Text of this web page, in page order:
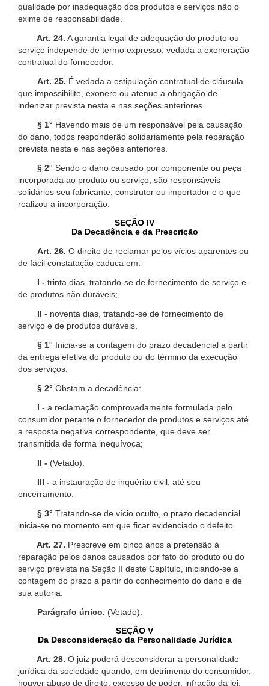
qualidade por inadequação dos produtos e serviços não o
exime de responsabilidade.
Art. 24. A garantia legal de adequação do produto ou
serviço independe de termo expresso, vedada a exoneração
contratual do fornecedor.
Art. 25. É vedada a estipulação contratual de cláusula
que impossibilite, exonere ou atenue a obrigação de
indenizar prevista nesta e nas seções anteriores.
§ 1° Havendo mais de um responsável pela causação
do dano, todos responderão solidariamente pela reparação
prevista nesta e nas seções anteriores.
§ 2° Sendo o dano causado por componente ou peça
incorporada ao produto ou serviço, são responsáveis
solidários seu fabricante, construtor ou importador e o que
realizou a incorporação.
SEÇÃO IV
Da Decadência e da Prescrição
Art. 26. O direito de reclamar pelos vícios aparentes ou
de fácil constatação caduca em:
I - trinta dias, tratando-se de fornecimento de serviço e
de produtos não duráveis;
II - noventa dias, tratando-se de fornecimento de
serviço e de produtos duráveis.
§ 1° Inicia-se a contagem do prazo decadencial a partir
da entrega efetiva do produto ou do término da execução
dos serviços.
§ 2° Obstam a decadência:
I - a reclamação comprovadamente formulada pelo
consumidor perante o fornecedor de produtos e serviços até
a resposta negativa correspondente, que deve ser
transmitida de forma inequívoca;
II - (Vetado).
III - a instauração de inquérito civil, até seu
encerramento.
§ 3° Tratando-se de vício oculto, o prazo decadencial
inicia-se no momento em que ficar evidenciado o defeito.
Art. 27. Prescreve em cinco anos a pretensão à
reparação pelos danos causados por fato do produto ou do
serviço prevista na Seção II deste Capítulo, iniciando-se a
contagem do prazo a partir do conhecimento do dano e de
sua autoria.
Parágrafo único. (Vetado).
SEÇÃO V
Da Desconsideração da Personalidade Jurídica
Art. 28. O juiz poderá desconsiderar a personalidade
jurídica da sociedade quando, em detrimento do consumidor,
houver abuso de direito, excesso de poder, infração da lei,